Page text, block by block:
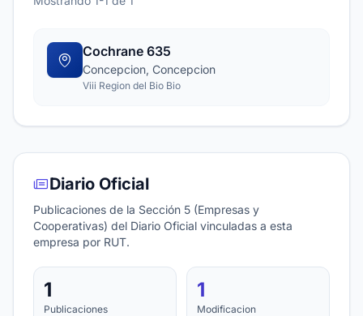
Cochrane 635
Concepcion, Concepcion
Viii Region del Bio Bio
Diario Oficial
Publicaciones de la Sección 5 (Empresas y
Cooperativas) del Diario Oficial vinculadas a esta
empresa por RUT.
1
Publicaciones
1
Modificacion